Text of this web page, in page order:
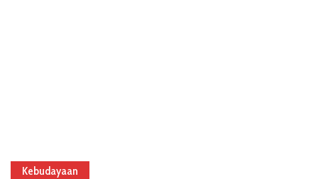
Kebudayaan